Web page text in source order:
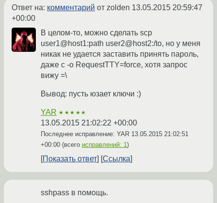
Ответ на: комментарий от zolden 13.05.2015 20:59:47
+00:00
В целом-то, можно сделать scp
user1@host1:path user2@host2:/to, но у меня
никак не удается заставить принять пароль,
даже с -o RequestTTY=force, хотя запрос
вижу =\
Вывод: пусть юзает ключи :)
YAR ★★★★★
13.05.2015 21:02:22 +00:00
Последнее исправление: YAR 13.05.2015 21:02:51
+00:00 (всего исправлений: 1)
Показать ответ Ссылка
sshpass в помощь.